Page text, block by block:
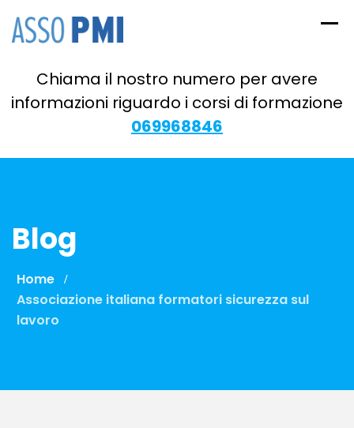
Chiama il nostro numero per avere
informazioni riguardo i corsi di formazione
069968846
Blog
Home
Associazione italiana formatori sicurezza sul
lavoro